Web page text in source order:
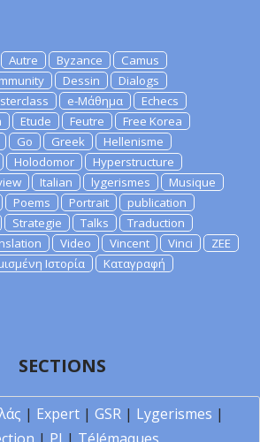
Autre Byzance
Camus
Dessin
Dialogs
e-Μάθημα
Echecs
Etude Feutre
Free Korea
Go Greek
Hellenisme
Holodomor
Hyperstructure
Italian lygerismes
Musique
Poems Portrait
publication
Strategie Talks
Traduction
Video Vincent Vinci
ZEE
Ιστορία Καταγραφή
SECTIONS
| Expert| GSR| Lygerismes |